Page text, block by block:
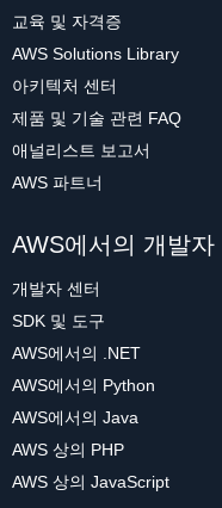
교육 및 자격증
AWS Solutions Library
아키텍처 센터
제품 및 기술 관련 FAQ
애널리스트 보고서
AWS 파트너
AWS에서의 개발자
개발자 센터
SDK 및 도구
AWS에서의 .NET
AWS에서의 Python
AWS에서의 Java
AWS 상의 PHP
AWS 상의 JavaScript